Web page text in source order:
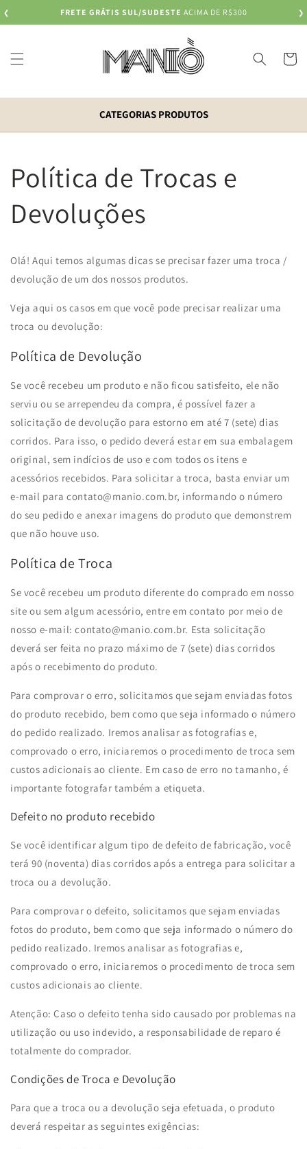
conteúdo
❮ FRETE GRÁTIS SUL/SUDESTE ACIMA DE R$300 ❯
CATEGORIAS PRODUTOS
Política de Trocas e
Devoluções
Olá! Aqui temos algumas dicas se precisar fazer uma troca /
devolução de um dos nossos produtos.
Veja aqui os casos em que você pode precisar realizar uma
troca ou devolução:
Política de Devolução
Se você recebeu um produto e não ficou satisfeito, ele não
serviu ou se arrependeu da compra, é possível fazer a
solicitação de devolução para estorno em até 7 (sete) dias
corridos. Para isso, o pedido deverá estar em sua embalagem
original, sem indícios de uso e com todos os itens e
acessórios recebidos. Para solicitar a troca, basta enviar um
e-mail para contato@manio.com.br, informando o número
do seu pedido e anexar imagens do produto que demonstrem
que não houve uso.
Política de Troca
Se você recebeu um produto diferente do comprado em nosso
site ou sem algum acessório, entre em contato por meio de
nosso e-mail: contato@manio.com.br. Esta solicitação
deverá ser feita no prazo máximo de 7 (sete) dias corridos
após o recebimento do produto.
Para comprovar o erro, solicitamos que sejam enviadas fotos
do produto recebido, bem como que seja informado o número
do pedido realizado. Iremos analisar as fotografias e,
comprovado o erro, iniciaremos o procedimento de troca sem
custos adicionais ao cliente. Em caso de erro no tamanho, é
importante fotografar também a etiqueta.
Defeito no produto recebido
Se você identificar algum tipo de defeito de fabricação, você
terá 90 (noventa) dias corridos após a entrega para solicitar a
troca ou a devolução.
Para comprovar o defeito, solicitamos que sejam enviadas
fotos do produto, bem como que seja informado o número do
pedido realizado. Iremos analisar as fotografias e,
comprovado o erro, iniciaremos o procedimento de troca sem
custos adicionais ao cliente.
Atenção: Caso o defeito tenha sido causado por problemas na
utilização ou uso indevido, a responsabilidade de reparo é
totalmente do comprador.
Condições de Troca e Devolução
Para que a troca ou a devolução seja efetuada, o produto
deverá respeitar as seguintes exigências: